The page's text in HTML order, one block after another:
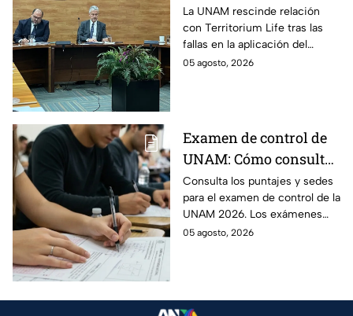
Territorium Life, alista
auditoría externa y
recurrirá a la ASF tras
exámenes de
La UNAM rescinde relación
con Territorium Life tras las
fallas en la aplicación del
examen de licenciatura y
05 agosto, 2026
Examen de control de
UNAM: Cómo consultar
si eres candidato
Consulta los puntajes y sedes
para el examen de control de la
UNAM 2026. Los exámenes
serán del 12 al 19 de agosto y el
05 agosto, 2026